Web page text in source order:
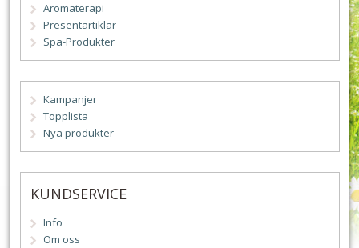
Aromaterapi
Presentartiklar
Spa-Produkter
Kampanjer
Topplista
Nya produkter
KUNDSERVICE
Info
Om oss